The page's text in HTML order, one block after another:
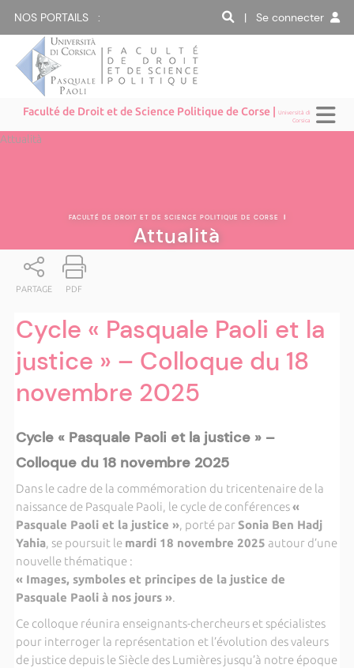
NOS PORTAILS : | Se connecter
Faculté de Droit et de Science Politique de Corse |Università di
Corsica
Attualità
FACULTÉ DE DROIT ET DE SCIENCE POLITIQUE DE CORSE |
Attualità
PARTAGE PDF
Cycle « Pasquale Paoli et la
justice » – Colloque du 18
novembre 2025
Cycle « Pasquale Paoli et la justice » –
Colloque du 18 novembre 2025
Dans le cadre de la commémoration du tricentenaire de la
naissance de Pasquale Paoli, le cycle de conférences«
Pasquale Paoli et la justice », porté par Sonia Ben Hadj
Yahia, se poursuit le mardi 18 novembre 2025 autour d’une
nouvelle thématique :
« Images, symboles et principes de la justice de
Pasquale Paoli à nos jours ».
Ce colloque réunira enseignants-chercheurs et spécialistes
pour interroger la représentation et l’évolution des valeurs
de justice depuis le Siècle des Lumières jusqu’à notre époque